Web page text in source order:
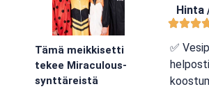
Tämä meikkisetti
tekee Miraculous-
synttäreistä
Hinta
✅